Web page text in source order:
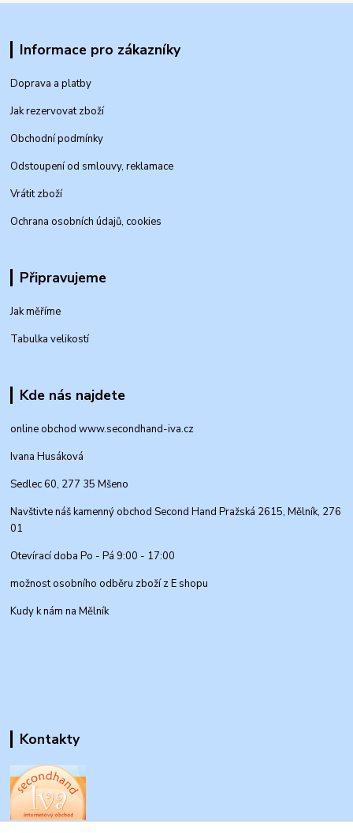
Informace pro zákazníky
Doprava a platby
Jak rezervovat zboží
Obchodní podmínky
Odstoupení od smlouvy, reklamace
Vrátit zboží
Ochrana osobních údajů, cookies
Připravujeme
Jak měříme
Tabulka velikostí
Kde nás najdete
online obchod www.secondhand-iva.cz
Ivana Husáková
Sedlec 60, 277 35 Mšeno
Navštivte náš kamenný obchod Second Hand Pražská 2615, Mělník, 276
01
Otevírací doba Po - Pá 9:00 - 17:00
možnost osobního odběru zboží z E shopu
Kudy k nám na Mělník
Kontakty